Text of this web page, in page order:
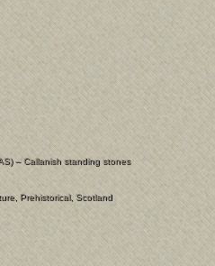
– Callanish standing stones
,Prehistorical,Scotland